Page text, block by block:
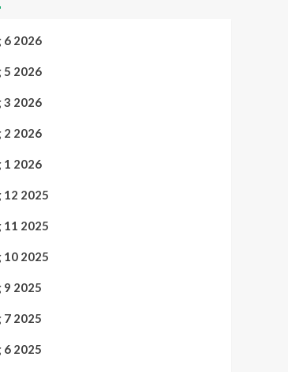
6 2026
5 2026
3 2026
2 2026
1 2026
12 2025
11 2025
10 2025
9 2025
7 2025
6 2025